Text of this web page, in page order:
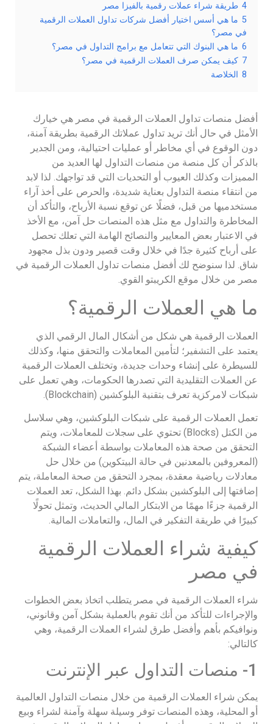
4 طريقة شراء عملات رقمية بالفيزا مصر
5 ما هي أسس اختيار أفضل شركات تداول العملات الرقمية
في مصر؟
6 ما هي البنوك التي تتعامل مع برامج التداول في مصر؟
7 كيف يمكن صرف العملات الرقمية في مصر؟
8 الخلاصة
أفضل منصات تداول العملات الرقمية في مصر هي خيارك
الأمثل في حال أنك تريد تداول عملاتك الرقمية بطريقة آمنة،
دون الوقوع في أي مخاطر أو عمليات احتيالية، ومن الجدير
بالذكر أن كل منصة من منصات التداول لها العديد من
المميزات وكذلك العيوب أو التحديات التي قد تواجهك. لذا لابد
من انتقاء منصة التداول بعناية شديدة، والحرص على أخذ آراء
مستخدميها من قبل، فضلًا عن توقع نسبة الأرباح، والتأكد أن
المخاطرة والتداول مع مثل هذه المنصات حل آمن، مع الأخذ
في الاعتبار بعض المعايير والنصائح الهامة التي تعلك تحصل
على أرباح كثيرة جدًا في خلال وقت قصير ودون بذل مجهود
شاق. لذا سنوضح لك أفضل منصات تداول العملات الرقمية في
مصر من خلال موقع الكريبتو القوي.
ما هي العملات الرقمية؟
العملات الرقمية هي شكل من أشكال المال الرقمي الذي
يعتمد على التشفير؛ لتأمين المعاملات والتحقق منها، وكذلك
للسيطرة على إنشاء وحدات جديدة، وتختلف العملات الرقمية
عن العملات التقليدية التي تصدرها الحكومات، وهي تعمل على
شبكات لامركزية تعرف بتقنية البلوكشين (Blockchain).
تعمل العملات الرقمية على شبكات البلوكشين، وهي سلاسل
من الكتل (Blocks) تحتوي على سجلات للمعاملات، ويتم
التحقق من صحة هذه المعاملات بواسطة أعضاء الشبكة
(المعروفين بالمعدنين في حالة البيتكوين) من خلال حل
معادلات رياضية معقدة، بمجرد التحقق من صحة المعاملة، يتم
إضافتها إلى البلوكشين بشكل دائم. بهذا الشكل، تعد العملات
الرقمية جزءًا مهمًا من الابتكار المالي الحديث، وتمثل تحولًا
كبيرًا في طريقة التفكير في المال، والتعاملات المالية.
كيفية شراء العملات الرقمية
في مصر
شراء العملات الرقمية في مصر يتطلب اتخاذ بعض الخطوات
والإجراءات للتأكد من أنك تقوم بالعملية بشكل آمن وقانوني،
ونوافيكم بأهم وأفضل طرق لشراء العملات الرقمية، وهي
كالتالي:
1- منصات التداول عبر الإنترنت
يمكن شراء العملات الرقمية من خلال منصات التداول العالمية
أو المحلية، وهذه المنصات توفر وسيلة سهلة وآمنة لشراء وبيع